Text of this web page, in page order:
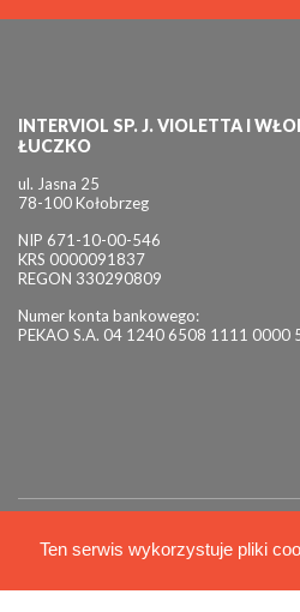
INTERVIOL SP. J. VIOLETTA I
ŁUCZKO
ul. Jasna 25
78-100 Kołobrzeg
NIP 671-10-00-546
KRS 0000091837
REGON 330290809
Numer konta bankowego:
PEKAO S.A. 04 1240 6508 1111 0000
© 2026 Interviol
Ten serwis wykorzystuje pliki